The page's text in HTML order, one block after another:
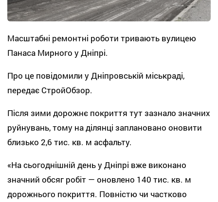
Масштабні ремонтні роботи тривають вулицею
Панаса Мирного у Дніпрі.
Про це повідомили у Дніпровській міськраді,
передає СтройОбзор.
Після зими дорожнє покриття тут зазнало значних
руйнувань, тому на ділянці заплановано оновити
близько 2,6 тис. кв. м асфальту.
«На сьогоднішній день у Дніпрі вже виконано
значний обсяг робіт — оновлено 140 тис. кв. м
дорожнього покриття. Повністю чи частково